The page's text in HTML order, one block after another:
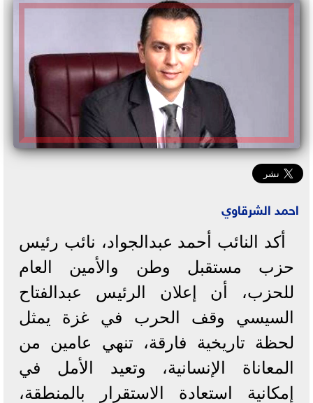
احمد الشرقاوي
أكد النائب أحمد عبدالجواد، نائب رئيس
حزب مستقبل وطن والأمين العام
للحزب، أن إعلان الرئيس عبدالفتاح
السيسي وقف الحرب في غزة يمثل
لحظة تاريخية فارقة، تنهي عامين من
المعاناة الإنسانية، وتعيد الأمل في
إمكانية استعادة الاستقرار بالمنطقة،